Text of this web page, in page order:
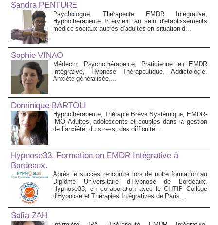
Sandra PENTURE
Psychologue, Thérapeute EMDR Intégrative,
Hypnothérapeute Intervient au sein d’établissements
médico‑sociaux auprès d’adultes en situation d...
Sophie VINAO
Médecin, Psychothérapeute, Praticienne en EMDR
Intégrative, Hypnose Thérapeutique, Addictologie.
Anxiété généralisée,...
Dominique BARTOLI
Hypnothérapeute, Thérapie Brève Systémique, EMDR-
IMO Adultes, adolescents et couples dans la gestion
de l’anxiété, du stress, des difficulté...
Hypnose33, Formation en EMDR Intégrative à
Bordeaux.
Après le succès rencontré lors de notre formation au
Diplôme Universitaire d'Hypnose de Bordeaux,
Hypnose33, en collaboration avec le CHTIP Collège
d'Hypnose et Thérapies Intégratives de Paris...
Safia ZAH